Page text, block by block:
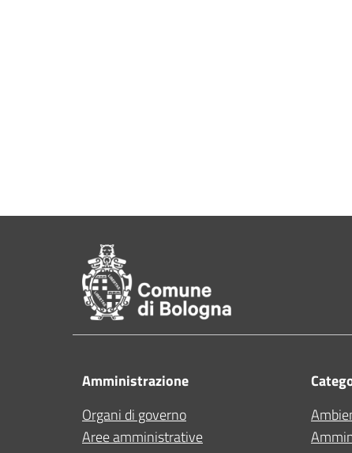
Pié di pagina di
Amministrazione
Organi di governo
Aree amministrative